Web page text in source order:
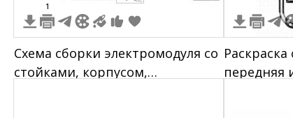
1
Схема сборки электромодуля со
стойками, корпусом,
передняя